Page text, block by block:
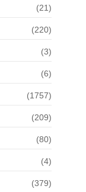
(21)
(220)
(3)
(6)
(1757)
(209)
(80)
(4)
(379)